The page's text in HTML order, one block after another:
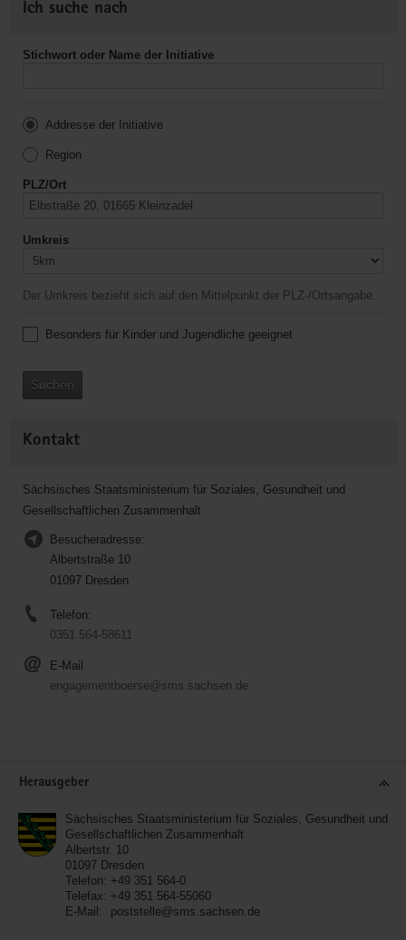
Ich suche nach
Stichwort oder Name der Initiative
Addresse der Initiative
Region
PLZ/Ort
Umkreis
Der Umkreis bezieht sich auf den Mittelpunkt der PLZ-/Ortsangabe.
Besonders für Kinder und Jugendliche geeignet
Suchen
Kontakt
Sächsisches Staatsministerium für Soziales, Gesundheit und
Gesellschaftlichen Zusammenhalt
Besucheradresse:
Albertstraße 10
01097 Dresden
Telefon:
0351 564-58611
E-Mail
engagementboerse@sms.sachsen.de
Herausgeber
Sächsisches Staatsministerium für Soziales, Gesundheit und
Gesellschaftlichen Zusammenhalt
Albertstr. 10
01097 Dresden
Telefon: +49 351 564-0
Telefax: +49 351 564-55060
E-Mail:
poststelle@sms.sachsen.de